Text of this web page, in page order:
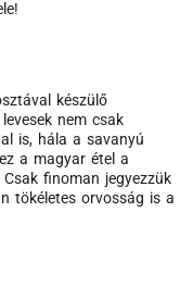
készülő
nem csak
is, hála a savanyú
a magyar étel a
finoman jegyezzük
tökéletes orvosság is a